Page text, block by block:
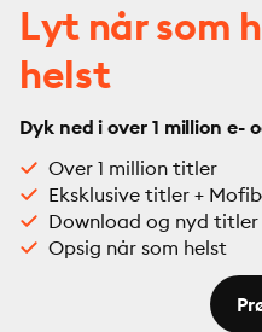
Lyt når som
helst
Dyk ned i over 1 million e-
Over 1 million titler
Eksklusive titler +
Download og nyd
Opsig når som helst